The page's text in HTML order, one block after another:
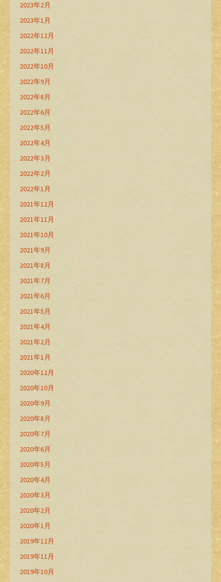
2023年2月
2023年1月
2022年12月
2022年11月
2022年10月
2022年9月
2022年8月
2022年6月
2022年5月
2022年4月
2022年3月
2022年2月
2022年1月
2021年12月
2021年11月
2021年10月
2021年9月
2021年8月
2021年7月
2021年6月
2021年5月
2021年4月
2021年2月
2021年1月
2020年12月
2020年10月
2020年9月
2020年8月
2020年7月
2020年6月
2020年5月
2020年4月
2020年3月
2020年2月
2020年1月
2019年12月
2019年11月
2019年10月